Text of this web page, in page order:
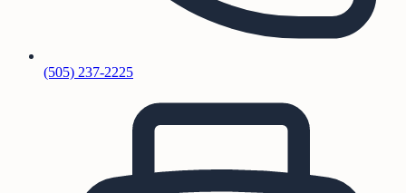
(505) 237-2225